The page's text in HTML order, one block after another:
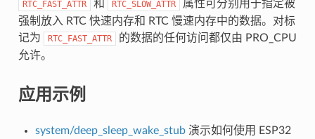
RTC_FAST_ATTR 和 RTC_SLOW_ATTR
属性可分别用于指定被
强制放入 RTC 快速内存和 RTC 慢速内存中的数据。对标
记为
RTC_FAST_ATTR
的数据的任何访问都仅由 PRO_CPU
允许。
应用示例
system/deep_sleep_wake_stub演示如何使用 ESP32